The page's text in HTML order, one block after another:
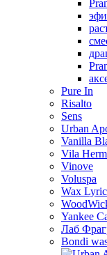
Pure In
Risalto
Sens
Urban
Vanilla
Vila
Vinove
Voluspa
Wax
Yankee
Лаб
Bondi